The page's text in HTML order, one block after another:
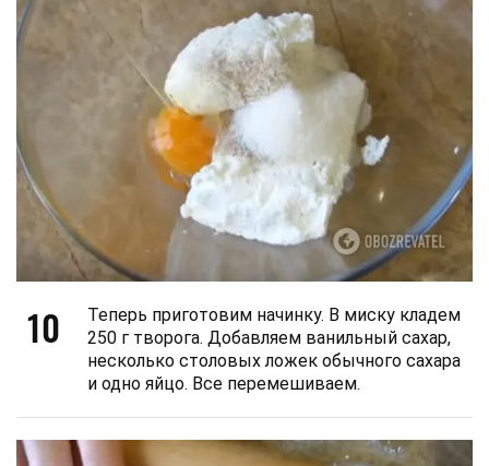
10
Теперь приготовим начинку. В миску кладем
250 г творога. Добавляем ванильный сахар,
несколько столовых ложек обычного сахара
и одно яйцо. Все перемешиваем.